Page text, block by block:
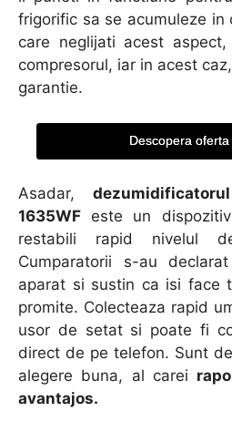
frigorific sa se acumuleze in
care neglijati acest
compresorul, iar in acest
garantie.
Descopera
Asadar,
1635WF este un
restabili rapid nivelul
Cumparatorii s-au
aparat si sustin ca isi face
promite. Colecteaza rapid
usor de setat si poate fi
direct de pe telefon. Sunt
alegere buna, al carei
avantajos.